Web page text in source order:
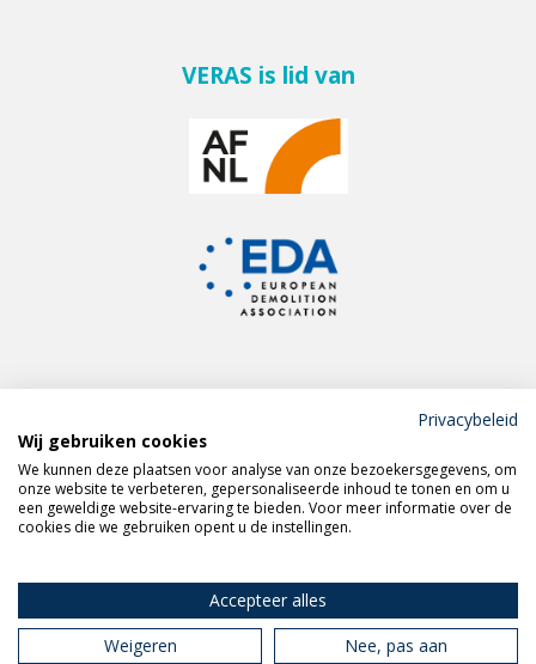
VERAS is lid van
Meld je aan voor de
VERAS nieuwsbrief
Volg VERAS op
Privacybeleid
Wij gebruiken cookies
We kunnen deze plaatsen voor analyse van onze bezoekersgegevens, om
onze website te verbeteren, gepersonaliseerde inhoud te tonen en om u
een geweldige website-ervaring te bieden. Voor meer informatie over de
cookies die we gebruiken opent u de instellingen.
Accepteer alles
Weigeren
Nee, pas aan